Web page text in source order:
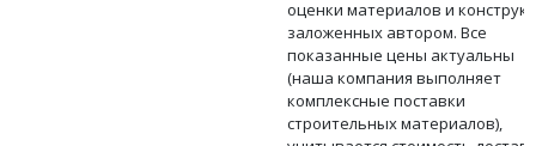
оценки материалов и
заложенных автором. Все
показанные цены актуальны
(наша компания выполняет
комплексные поставки
строительных материалов),